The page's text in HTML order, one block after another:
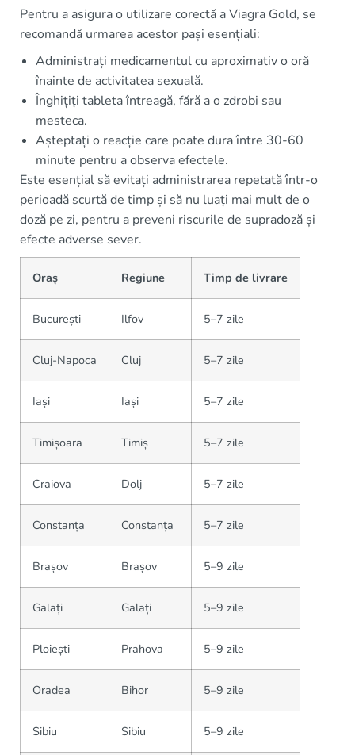
Pentru a asigura o utilizare corectă a Viagra Gold, se
recomandă urmarea acestor pași esențiali:
Administrați medicamentul cu aproximativ o oră
înainte de activitatea sexuală.
Înghițiți tableta întreagă, fără a o zdrobi sau
mesteca.
Așteptați o reacție care poate dura între 30-60
minute pentru a observa efectele.
Este esențial să evitați administrarea repetată într-o
perioadă scurtă de timp și să nu luați mai mult de o
doză pe zi, pentru a preveni riscurile de supradoză și
efecte adverse sever.
Oraș Regiune Timp de livrare
București Ilfov 5–7 zile
Cluj-Napoca Cluj 5–7 zile
Iași Iași 5–7 zile
Timișoara Timiș 5–7 zile
Craiova Dolj 5–7 zile
Constanța Constanța 5–7 zile
Brașov Brașov 5–9 zile
Galați Galați 5–9 zile
Ploiești Prahova 5–9 zile
Oradea Bihor 5–9 zile
Sibiu Sibiu 5–9 zile